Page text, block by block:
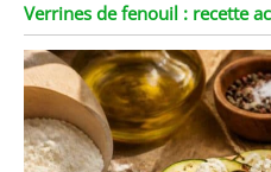
Verrines de fenouil : recette